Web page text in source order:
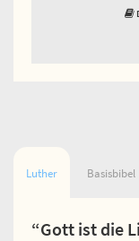
Luther Basisbibel
“Gott ist die